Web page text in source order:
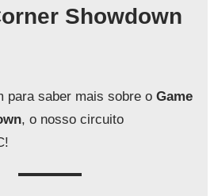
Showdown
para saber mais sobre oGame
, o nosso circuito